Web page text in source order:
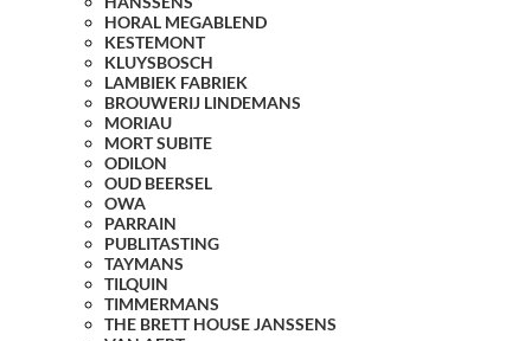
HORAL MEGABLEND
KESTEMONT
KLUYSBOSCH
LAMBIEK FABRIEK
BROUWERIJ LINDEMANS
MORIAU
MORT SUBITE
ODILON
OUD BEERSEL
OWA
PARRAIN
PUBLITASTING
TAYMANS
TILQUIN
TIMMERMANS
THE BRETT HOUSE JANSSENS